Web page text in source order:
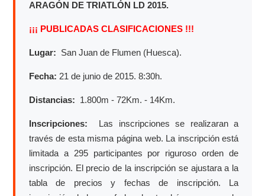
ARAGÓN DE TRIATLÓN LD 2015.
¡¡¡ PUBLICADAS CLASIFICACIONES !!!
Lugar: San Juan de Flumen (Huesca).
Fecha: 21 de junio de 2015. 8:30h.
Distancias: 1.800m - 72Km. - 14Km.
Inscripciones:
Las inscripciones se realizaran a
través de esta misma página web. La inscripción está
limitada a 295 participantes por riguroso orden de
inscripción. El precio de la inscripción se ajustara a la
tabla de precios y fechas de inscripción. La